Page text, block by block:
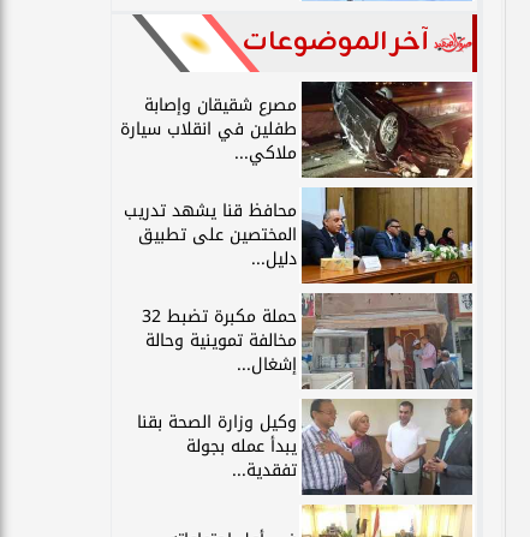
آخر الموضوعات
مصرع شقيقان وإصابة
طفلين في انقلاب سيارة
ملاكي...
محافظ قنا يشهد تدريب
المختصين على تطبيق
دليل...
حملة مكبرة تضبط 32
مخالفة تموينية وحالة
إشغال...
وكيل وزارة الصحة بقنا
يبدأ عمله بجولة
تفقدية...